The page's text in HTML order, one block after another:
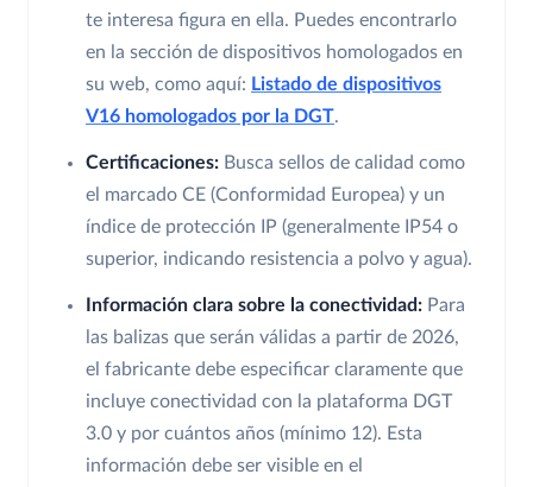
te interesa figura en ella. Puedes encontrarlo
en la sección de dispositivos homologados en
su web, como aquí: Listado de dispositivos
V16 homologados por la DGT.
Certificaciones: Busca sellos de calidad como
el marcado CE (Conformidad Europea) y un
índice de protección IP (generalmente IP54 o
superior, indicando resistencia a polvo y agua).
Información clara sobre la conectividad: Para
las balizas que serán válidas a partir de 2026,
el fabricante debe especificar claramente que
incluye conectividad con la plataforma DGT
3.0 y por cuántos años (mínimo 12). Esta
información debe ser visible en el